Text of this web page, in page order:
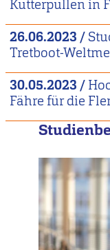
Kutterpullen in
26.06.2023 /
Tretboot-
30.05.2023 /
Fähre für die